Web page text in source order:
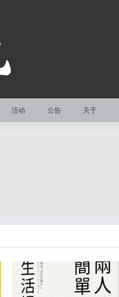
活动 公告 关于